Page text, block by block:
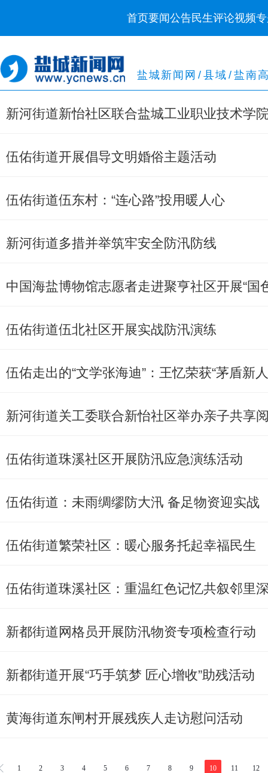
首页要闻公告民生评论视频
盐城新闻网 / 县域 / 盐南
新河街道新怡社区联合盐城工业职业技术学
伍佑街道开展倡导文明婚俗主题活动
伍佑街道伍东村：“连心路”投用暖人心
新河街道多措并举筑牢安全防汛防线
中国海盐博物馆志愿者走进聚亨社区开展“国
伍佑街道伍北社区开展实战防汛演练
伍佑走出的“文学张海迪”：王忆荣获“茅盾新
新河街道关工委联合新怡社区举办亲子共享
伍佑街道珠溪社区开展防汛应急演练活动
伍佑街道：未雨绸缪防大汛 备足物资迎实战
伍佑街道繁荣社区：暖心服务托起幸福民生
伍佑街道珠溪社区：重温红色记忆共叙邻里
新都街道网格员开展防汛物资专项检查行动
新都街道开展“巧手筑梦 匠心增收”助残活动
黄海街道东闸村开展残疾人走访慰问活动
1 2 3 4 5 6 7 8 9 10 11 12